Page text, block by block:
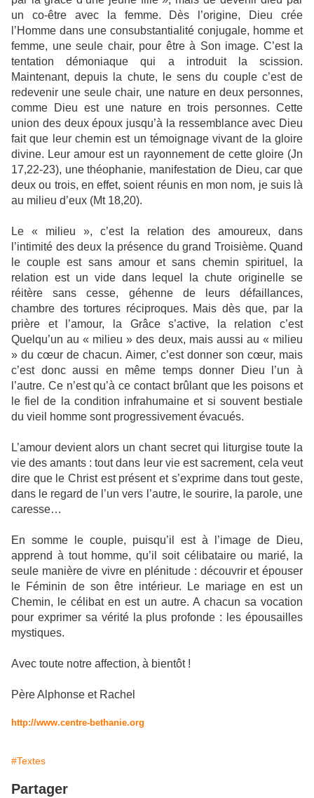
un co-être avec la femme. Dès l’origine, Dieu crée
l’Homme dans une consubstantialité conjugale, homme et
femme, une seule chair, pour être à Son image. C’est la
tentation démoniaque qui a introduit la scission.
Maintenant, depuis la chute, le sens du couple c’est de
redevenir une seule chair, une nature en deux personnes,
comme Dieu est une nature en trois personnes. Cette
union des deux époux jusqu’à la ressemblance avec Dieu
fait que leur chemin est un témoignage vivant de la gloire
divine. Leur amour est un rayonnement de cette gloire (Jn
17,22-23), une théophanie, manifestation de Dieu, car que
deux ou trois, en effet, soient réunis en mon nom, je suis là
au milieu d’eux (Mt 18,20).
Le « milieu », c’est la relation des amoureux, dans
l’intimité des deux la présence du grand Troisième. Quand
le couple est sans amour et sans chemin spirituel, la
relation est un vide dans lequel la chute originelle se
réitère sans cesse, géhenne de leurs défaillances,
chambre des tortures réciproques. Mais dès que, par la
prière et l’amour, la Grâce s’active, la relation c’est
Quelqu’un au « milieu » des deux, mais aussi au « milieu
» du cœur de chacun. Aimer, c’est donner son cœur, mais
c’est donc aussi en même temps donner Dieu l’un à
l’autre. Ce n’est qu’à ce contact brûlant que les poisons et
le fiel de la condition infrahumaine et si souvent bestiale
du vieil homme sont progressivement évacués.
L’amour devient alors un chant secret qui liturgise toute la
vie des amants : tout dans leur vie est sacrement, cela veut
dire que le Christ est présent et s’exprime dans tout geste,
dans le regard de l’un vers l’autre, le sourire, la parole, une
caresse…
En somme le couple, puisqu’il est à l’image de Dieu,
apprend à tout homme, qu’il soit célibataire ou marié, la
seule manière de vivre en plénitude : découvrir et épouser
le Féminin de son être intérieur. Le mariage en est un
Chemin, le célibat en est un autre. A chacun sa vocation
pour exprimer sa vérité la plus profonde : les épousailles
mystiques.
Avec toute notre affection, à bientôt !
Père Alphonse et Rachel
http://www.centre-bethanie.org
#Textes
Partager